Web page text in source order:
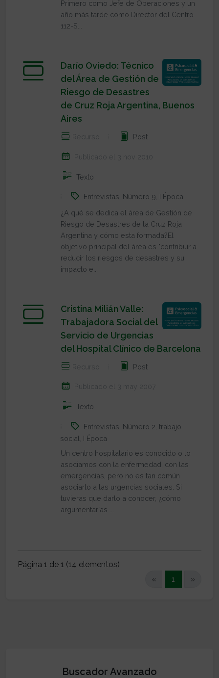
Primero como Jefe de Operaciones y un
año más tarde como Director del Centro
112-S...
Darío Oviedo: Técnico
del Área de Gestión de
Riesgo de Desastres
de Cruz Roja Argentina, Buenos
Aires
Recurso Post
Publicado el 3 nov 2010
Texto
Entrevistas Número 9 I Época
¿A qué se dedica el área de Gestión de
Riesgo de Desastres de la Cruz Roja
Argentina y cómo esta formada?El
objetivo principal del área es "contribuir a
reducir los riesgos de desastres y su
impacto e...
Cristina Milián Valle:
Trabajadora Social del
Servicio de Urgencias
del Hospital Clínico de Barcelona
Recurso Post
Publicado el 3 may 2007
Texto
Entrevistas Número 2 trabajo
social I Época
Un centro hospitalario es conocido o lo
asociamos con la enfermedad, con las
emergencias, pero no es tan común
asociarlo a las urgencias sociales. Si
tuvieras que darlo a conocer, ¿cómo
argumentarías ...
Página 1 de 1 (14 elementos)
«
1 (current)
»
Buscador Avanzado